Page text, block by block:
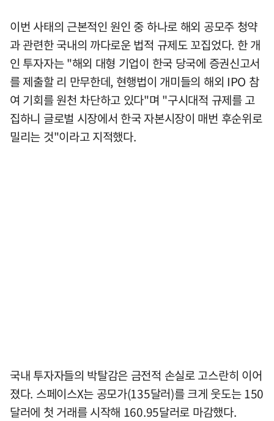
이번 사태의 근본적인 원인 중 하나로 해외 공모주 청약
과 관련한 국내의 까다로운 법적 규제도 꼬집었다. 한 개
인 투자자는 "해외 대형 기업이 한국 당국에 증권신고서
를 제출할 리 만무한데, 현행법이 개미들의 해외 IPO 참
여 기회를 원천 차단하고 있다"며 "구시대적 규제를 고
집하니 글로벌 시장에서 한국 자본시장이 매번 후순위로
밀리는 것"이라고 지적했다.
국내 투자자들의 박탈감은 금전적 손실로 고스란히 이어
졌다. 스페이스X는 공모가(135달러)를 크게 웃도는 150
달러에 첫 거래를 시작해 160.95달러로 마감했다.